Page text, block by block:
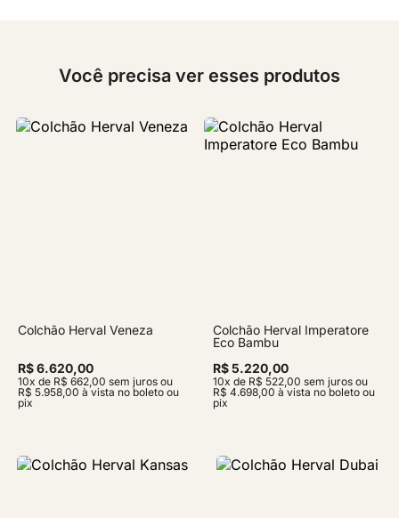
Você precisa ver esses produtos
Colchão Herval Veneza
R$ 6.620,00
10x de R$ 662,00 sem juros ou
R$ 5.958,00 à vista no boleto ou
pix
Colchão Herval Imperatore
Eco Bambu
R$ 5.220,00
10x de R$ 522,00 sem juros ou
R$ 4.698,00 à vista no boleto ou
pix